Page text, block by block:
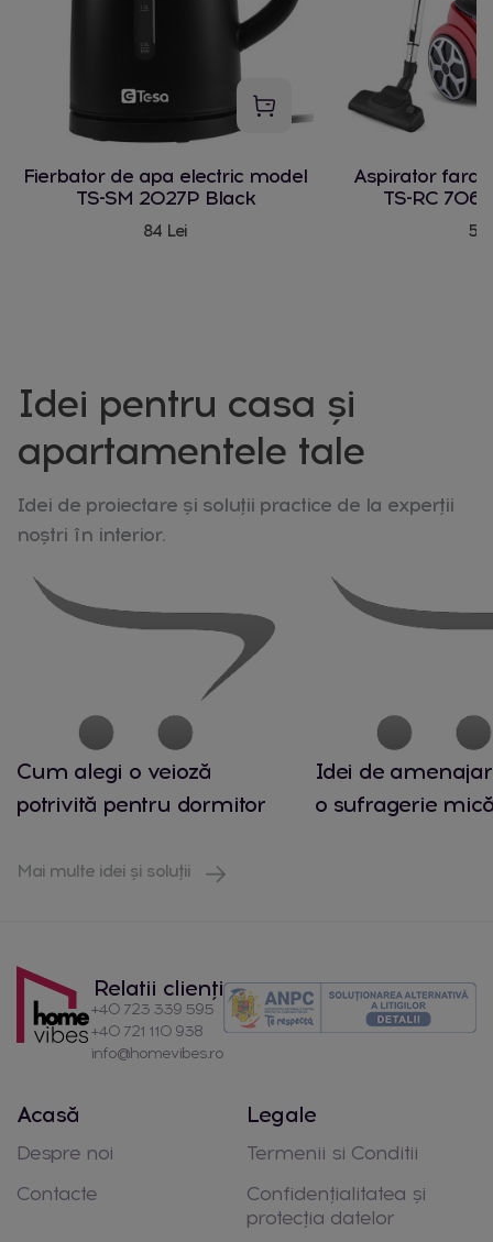
Fierbator de apa electric model
TS-SM 2027P Black
84 Lei
Aspirator fara
TS-RC 706
Idei pentru casa și
apartamentele tale
Idei de proiectare și soluții practice de la experții
noștri în interior.
Cum alegi o veioză
potrivită pentru dormitor
Idei de
o sufragerie
Mai multe idei și soluții
Relatii clienți
+40 723 339 595
+40 721 110 938
info@homevibes.ro
Acasă
Despre noi
Contacte
Legale
Termenii si Conditii
Confidențialitatea și
protecția datelor